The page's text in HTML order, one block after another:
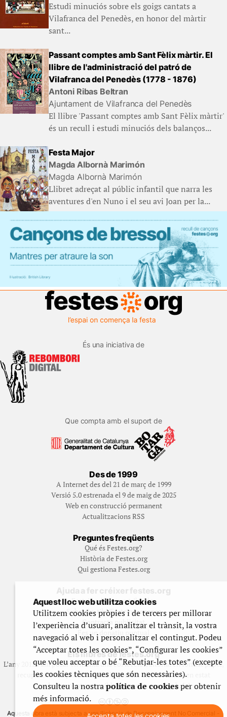
Estudi minuciós sobre els goigs cantats a
Vilafranca del Penedès, en honor del màrtir
sant...
Passant comptes amb Sant Fèlix màrtir. El
llibre de l'administració del patró de
Vilafranca del Penedès (1778 - 1876)
Antoni Ribas Beltran
Ajuntament de Vilafranca del Penedès
El llibre 'Passant comptes amb Sant Fèlix màrtir'
és un recull i estudi minuciós dels balanços...
Festa Major
Magda Albornà Marimón
Magda Albornà Marimón
Llibret adreçat al públic infantil que narra les
aventures d'en Nuno i el seu avi Joan per la...
És una iniciativa de
Que compta amb el suport de
Des de 1999
A Internet des del 21 de març de 1999
Versió 5.0 estrenada el 9 de maig de 2025
Web en construcció permanent
Actualitzacions RSS
Preguntes freqüents
Qué és Festes.org?
Història de Festes.org
Qui gestiona Festes.org
Ajuda a fer créixer festes.org
Feste’n editor/contribuidor
Subscriu-t’hi/Feste’n mecenes
Contracta publicitat
Fes un donatiu puntual
Els llibres de festes.org
L’any 2012 vam posar en marxa una col·lecció editorial en format paper,
recuperant i ampliant materials que fins aleshores havien estat
exclusivament accessibles al nostre espai web. [+]
Aquesta obra està subjecta a una llicència de Reconeixement No Comercial -
Aquest lloc web utilitza cookies
Utilitzem cookies pròpies i de tercers per millorar
l’experiència d’usuari, analitzar el trànsit, la vostra
navegació al web i personalitzar el contingut. Podeu
“Acceptar totes les cookies”, “Configurar les cookies”
que voleu acceptar o bé “Rebutjar-les totes” (excepte
les cookies tècniques que són necessàries).
Consulteu la nostrapolítica de cookiesper obtenir
més informació.